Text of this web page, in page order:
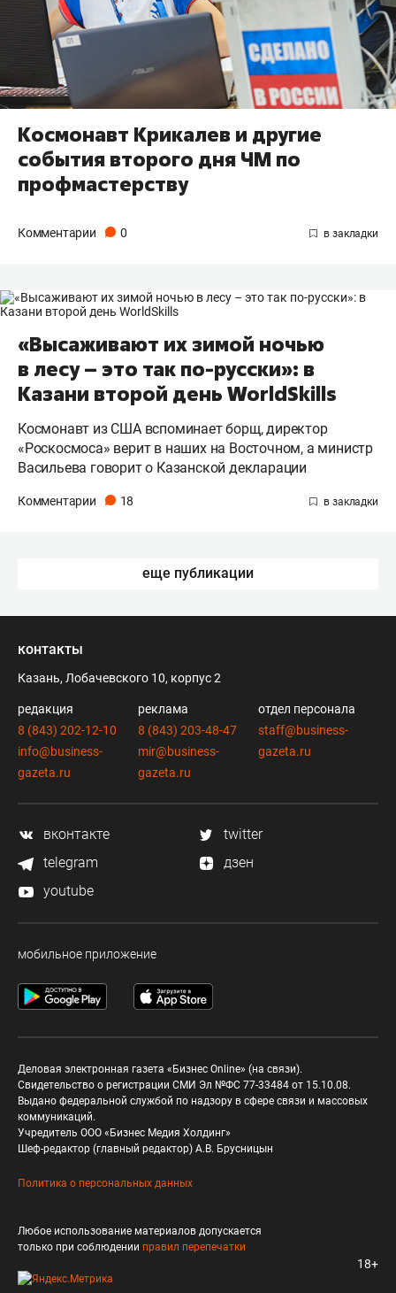
Космонавт Крикалев и другие
события второго дня ЧМ по
профмастерству
Комментарии 0
«Высаживают их зимой ночью
в лесу – это так по-русски»: в
Казани второй день WorldSkills
Космонавт из США вспоминает борщ, директор
«Роскосмоса» верит в наших на Восточном, а министр
Васильева говорит о Казанской декларации
Комментарии 18
еще публикации
контакты
Казань, Лобачевского 10, корпус 2
редакция
8 (843) 202-12-10
info@business-
gazeta.ru
реклама
8 (843) 203-48-47
mir@business-
gazeta.ru
отдел персонала
staff@business-
gazeta.ru
вконтакте
twitter
telegram
дзен
youtube
мобильное приложение
Деловая электронная газета «Бизнес Online» (на связи).
Свидетельство о регистрации СМИ Эл №ФС 77-33484 от 15.10.08.
Выдано федеральной службой по надзору в сфере связи и массовых
коммуникаций.
Учредитель ООО «Бизнес Медия Холдинг»
Шеф-редактор (главный редактор) А.В. Брусницын
Политика о персональных данных
Любое использование материалов допускается
только при соблюдении правил перепечатки
18+